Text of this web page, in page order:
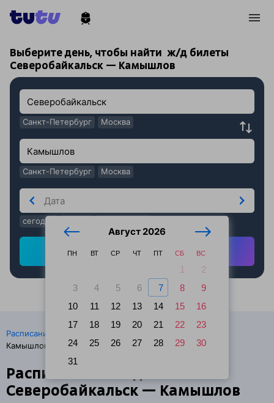
Выберите день, чтобы найти ж/д билеты
Северобайкальск — Камышлов
Санкт-Петербург Москва
Санкт-Петербург Москва
Август 2026
ПН ВТ СР ЧТ ПТ СБ ВС
1
2
3
4 5 6 7 8
9
10
11 12 13 14 15
16
17
18 19 20 21 22
23
24
25 26 27 28 29
30
31
сегодня
Найти ж/д билеты
Расписание поездов
Камышлов
Расписание поездов
Северобайкальск — Камышлов